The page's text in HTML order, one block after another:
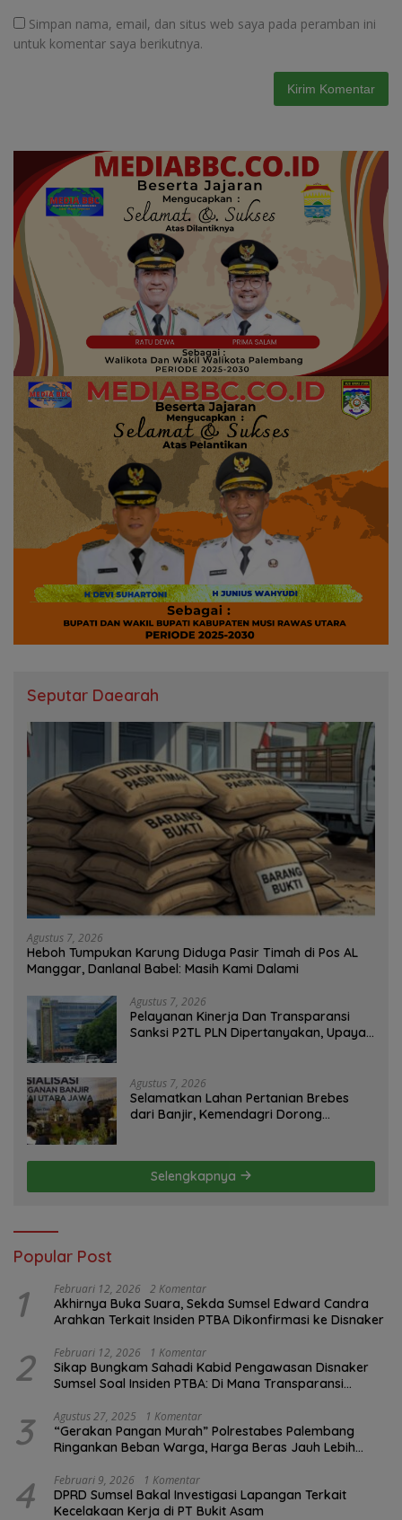
Simpan nama, email, dan situs web saya pada peramban ini
untuk komentar saya berikutnya.
Seputar Daearah
Agustus 7, 2026
Heboh Tumpukan Karung Diduga Pasir Timah di Pos AL
Manggar, Danlanal Babel: Masih Kami Dalami
Agustus 7, 2026
Pelayanan Kinerja Dan Transparansi
Sanksi P2TL PLN Dipertanyakan, Upaya
Agustus 7, 2026
Selamatkan Lahan Pertanian Brebes
dari Banjir, Kemendagri Dorong
Selengkapnya
Popular Post
1 Februari 12, 2026 2 Komentar
Akhirnya Buka Suara, Sekda Sumsel Edward Candra
Arahkan Terkait Insiden PTBA Dikonfirmasi ke Disnaker
2 Februari 12, 2026 1 Komentar
Sikap Bungkam Sahadi Kabid Pengawasan Disnaker
Sumsel Soal Insiden PTBA: Di Mana Transparansi
3 Agustus 27, 2025 1 Komentar
“Gerakan Pangan Murah” Polrestabes Palembang
Ringankan Beban Warga, Harga Beras Jauh Lebih
4 Februari 9, 2026 1 Komentar
DPRD Sumsel Bakal Investigasi Lapangan Terkait
Kecelakaan Kerja di PT Bukit Asam